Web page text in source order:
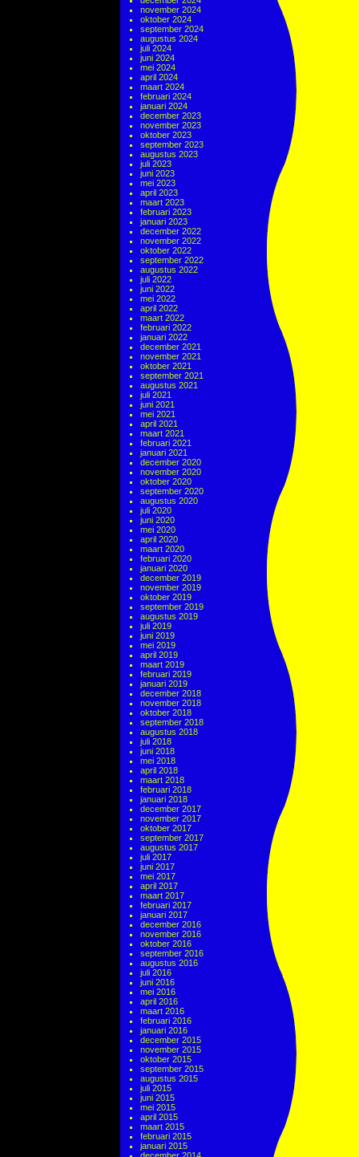
november 2024
oktober 2024
september 2024
augustus 2024
juli 2024
juni 2024
mei 2024
april 2024
maart 2024
februari 2024
januari 2024
december 2023
november 2023
oktober 2023
september 2023
augustus 2023
juli 2023
juni 2023
mei 2023
april 2023
maart 2023
februari 2023
januari 2023
december 2022
november 2022
oktober 2022
september 2022
augustus 2022
juli 2022
juni 2022
mei 2022
april 2022
maart 2022
februari 2022
januari 2022
december 2021
november 2021
oktober 2021
september 2021
augustus 2021
juli 2021
juni 2021
mei 2021
april 2021
maart 2021
februari 2021
januari 2021
december 2020
november 2020
oktober 2020
september 2020
augustus 2020
juli 2020
juni 2020
mei 2020
april 2020
maart 2020
februari 2020
januari 2020
december 2019
november 2019
oktober 2019
september 2019
augustus 2019
juli 2019
juni 2019
mei 2019
april 2019
maart 2019
februari 2019
januari 2019
december 2018
november 2018
oktober 2018
september 2018
augustus 2018
juli 2018
juni 2018
mei 2018
april 2018
maart 2018
februari 2018
januari 2018
december 2017
november 2017
oktober 2017
september 2017
augustus 2017
juli 2017
juni 2017
mei 2017
april 2017
maart 2017
februari 2017
januari 2017
december 2016
november 2016
oktober 2016
september 2016
augustus 2016
juli 2016
juni 2016
mei 2016
april 2016
maart 2016
februari 2016
januari 2016
december 2015
november 2015
oktober 2015
september 2015
augustus 2015
juli 2015
juni 2015
mei 2015
april 2015
maart 2015
februari 2015
januari 2015